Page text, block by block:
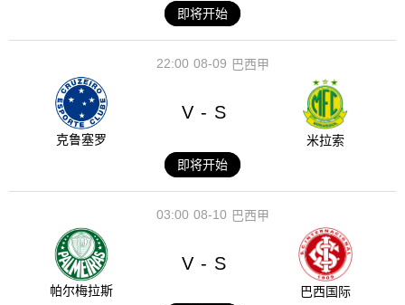
即将开始
08-09
22:00 巴西甲
克鲁塞罗
V - S
米拉索
即将开始
08-10
03:00 巴西甲
帕尔梅拉斯
V - S
巴西国际